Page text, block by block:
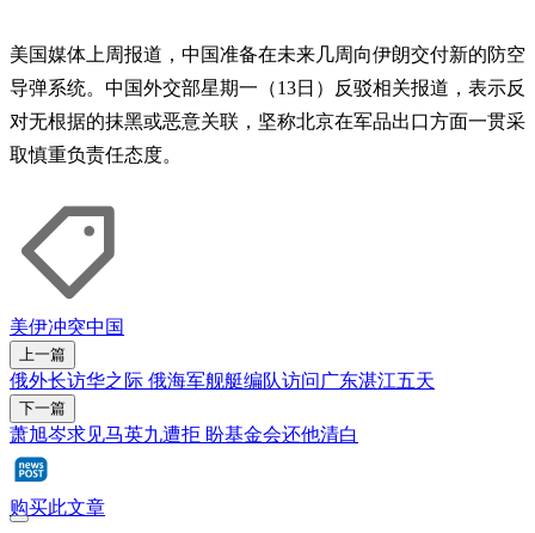
美国媒体上周报道，中国准备在未来几周向伊朗交付新的防空
导弹系统。中国外交部星期一（13日）反驳相关报道，表示反
对无根据的抹黑或恶意关联，坚称北京在军品出口方面一贯采
取慎重负责任态度。
美伊冲突中国
上一篇
俄外长访华之际 俄海军舰艇编队访问广东湛江五天
下一篇
萧旭岑求见马英九遭拒 盼基金会还他清白
购买此文章